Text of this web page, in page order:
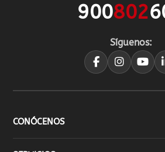
900802
Síguenos:
CONÓCENOS